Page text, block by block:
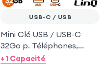
USB-C / USB
Mini Clé USB / USB-C
32Go p. Téléphones,
Tablettes et PC portables
+ 1 Capacité